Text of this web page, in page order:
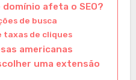
afeta o SEO?
de busca
taxas de cliques
americanas
uma extensão